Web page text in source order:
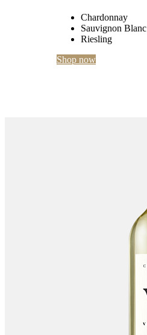
Chardonnay
Sauvignon Blanc
Riesling
Shop now